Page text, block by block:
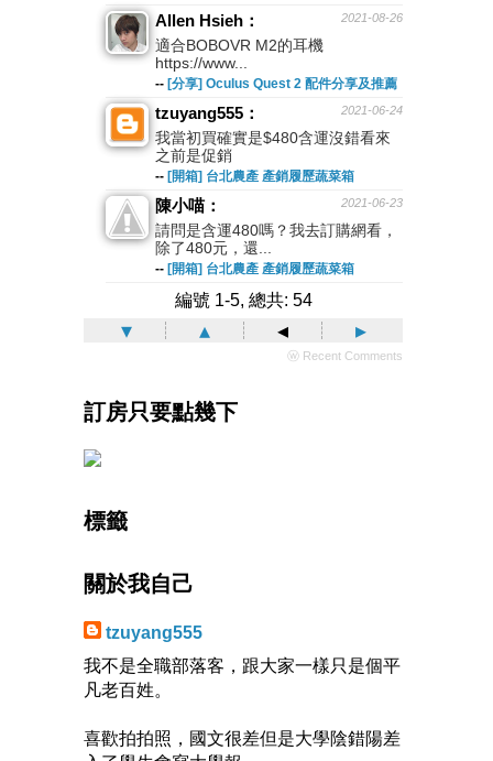
2021-08-26
Allen Hsieh：
適合BOBOVR M2的耳機
https://www...
-- [分享] Oculus Quest 2 配件分享及推薦
2021-06-24
tzuyang555：
我當初買確實是$480含運沒錯看來
之前是促銷
-- [開箱] 台北農產 產銷履歷蔬菜箱
2021-06-23
陳小喵：
請問是含運480嗎？我去訂購網看，
除了480元，還...
-- [開箱] 台北農產 產銷履歷蔬菜箱
編號 1-5, 總共: 54
▾ ▴ ◂ ▸
ⓦ Recent Comments
訂房只要點幾下
標籤
關於我自己
tzuyang555
我不是全職部落客，跟大家一樣只是個平
凡老百姓。
喜歡拍拍照，國文很差但是大學陰錯陽差